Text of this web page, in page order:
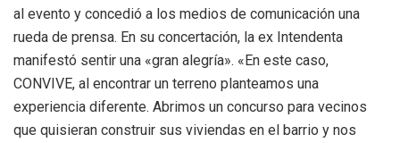
al evento y concedió a los medios de comunicación una
rueda de prensa. En su concertación, la ex Intendenta
manifestó sentir una «gran alegría». «En este caso,
CONVIVE, al encontrar un terreno planteamos una
experiencia diferente. Abrimos un concurso para vecinos
que quisieran construir sus viviendas en el barrio y nos